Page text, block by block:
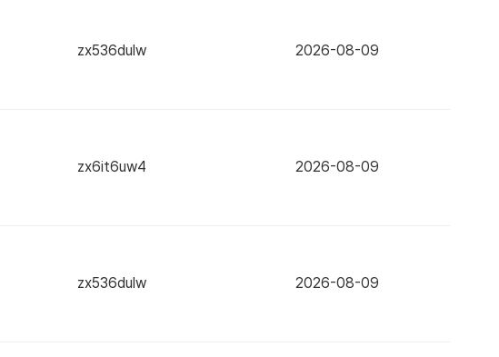
zx536dulw 2026-08-09
zx6it6uw4 2026-08-09
zx536dulw 2026-08-09